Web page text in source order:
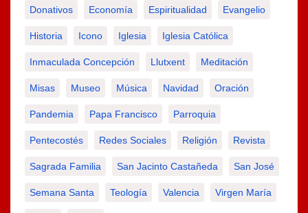
Donativos Economía Espiritualidad Evangelio
Historia Icono Iglesia Iglesia Católica
Inmaculada Concepción Llutxent Meditación
Misas Museo Música Navidad Oración
Pandemia Papa Francisco Parroquia
Pentecostés Redes Sociales Religión Revista
Sagrada Familia San Jacinto Castañeda San José
Semana Santa Teología Valencia Virgen María